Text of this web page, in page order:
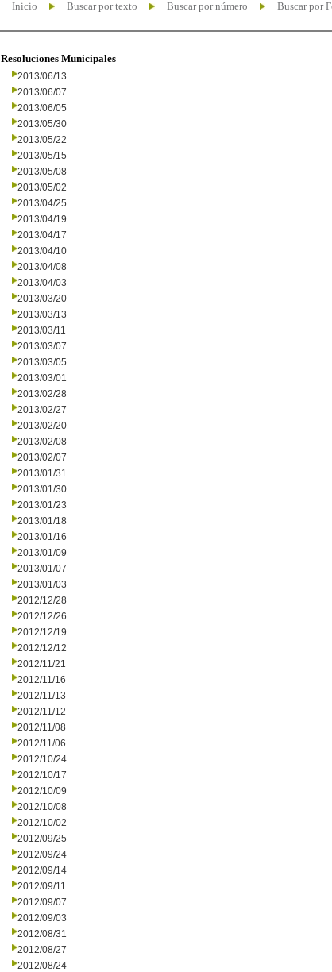
Inicio Buscar por texto Buscar por número Buscar por
Resoluciones Municipales
2013/06/13
2013/06/07
2013/06/05
2013/05/30
2013/05/22
2013/05/15
2013/05/08
2013/05/02
2013/04/25
2013/04/19
2013/04/17
2013/04/10
2013/04/08
2013/04/03
2013/03/20
2013/03/13
2013/03/11
2013/03/07
2013/03/05
2013/03/01
2013/02/28
2013/02/27
2013/02/20
2013/02/08
2013/02/07
2013/01/31
2013/01/30
2013/01/23
2013/01/18
2013/01/16
2013/01/09
2013/01/07
2013/01/03
2012/12/28
2012/12/26
2012/12/19
2012/12/12
2012/11/21
2012/11/16
2012/11/13
2012/11/12
2012/11/08
2012/11/06
2012/10/24
2012/10/17
2012/10/09
2012/10/08
2012/10/02
2012/09/25
2012/09/24
2012/09/14
2012/09/11
2012/09/07
2012/09/03
2012/08/31
2012/08/27
2012/08/24